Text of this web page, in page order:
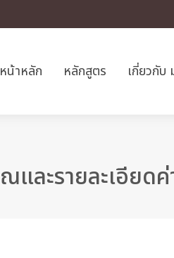
หน้าหลัก หลักสูตร เกี่ยวกับ
และรายละเอีย